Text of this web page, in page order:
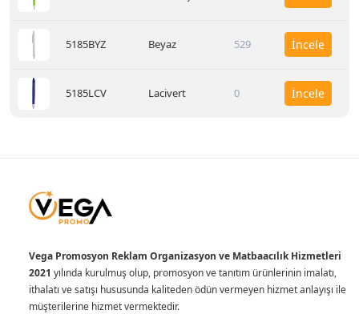
5185BYZ Beyaz 529 İncele
5185LCV Lacivert 0 İncele
Vega Promosyon Reklam Organizasyon ve Matbaacılık Hizmetleri
2021 yılında kurulmuş olup, promosyon ve tanıtım ürünlerinin imalatı,
ithalatı ve satışı hususunda kaliteden ödün vermeyen hizmet anlayışı ile
müşterilerine hizmet vermektedir.